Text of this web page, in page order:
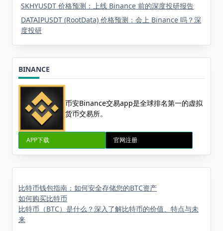
SKHYUSDT 价格预测：上线 Binance 前的深度投研报告
DATAIPUSDT (RootData) 价格预测：会上 Binance 吗？深
度投研
BINANCE
币安Binance交易app是全球排名第一的虚拟
货币交易所。
APP下载 官网注册
比特币钱包指南：如何安全存储您的BTC资产
如何购买比特币
比特币（BTC）是什么？深入了解比特币的价值、特点与未
来